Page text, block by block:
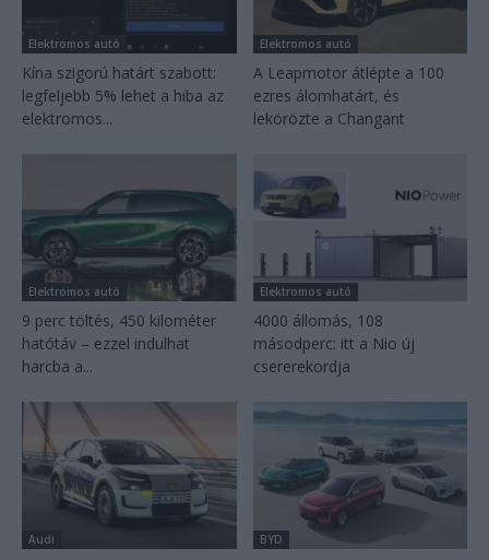
Elektromos autó
Kína szigorú határt szabott:
legfeljebb 5% lehet a hiba az
elektromos...
Elektromos autó
A Leapmotor átlépte a 100
ezres álomhatárt, és
lekörözte a Changant
Elektromos autó
9 perc töltés, 450 kilométer
hatótáv – ezzel indulhat
harcba a...
Elektromos autó
4000 állomás, 108
másodperc: itt a Nio új
csererekordja
Audi BYD